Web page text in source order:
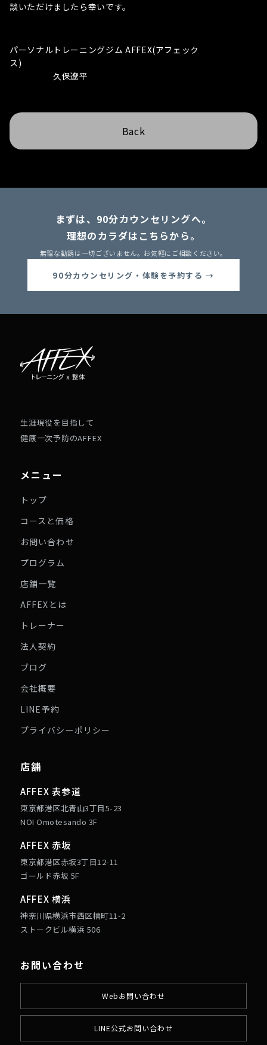
談いただけましたら幸いです。
パーソナルトレーニングジム AFFEX(アフェック
ス)
久保遼平
Back
まずは、90分カウンセリングへ。
理想のカラダはこちらから。
無理な勧誘は一切ございません。お気軽にご相談ください。
90分カウンセリング・体験を予約する →
生涯現役を目指して
健康一次予防のAFFEX
メニュー
トップ
コースと価格
お問い合わせ
プログラム
店舗一覧
AFFEXとは
トレーナー
法人契約
ブログ
会社概要
LINE予約
プライバシーポリシー
店舗
AFFEX 表参道
東京都港区北青山3丁目5-23
NOI Omotesando 3F
AFFEX 赤坂
東京都港区赤坂3丁目12-11
ゴールド赤坂 5F
AFFEX 横浜
神奈川県横浜市西区楠町11-2
ストークビル横浜 506
お問い合わせ
Webお問い合わせ
LINE公式お問い合わせ